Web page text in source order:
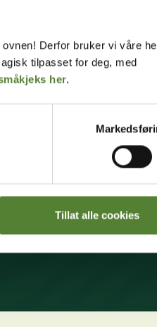
Derfor bruker vi våre
tilpasset for deg, med
her.
Tillat alle cookies
Følg
Instagram TikTok Snapchat